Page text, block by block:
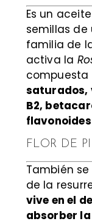
Es un
semillas de
familia de
activa la
compuesta
saturados,
B2,
FLOR DE
También
de la
vive en el
absorber